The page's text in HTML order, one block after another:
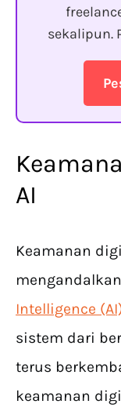
sekalipun.
AI
Keamanan
Intelligence
sistem dari
terus
keamanan